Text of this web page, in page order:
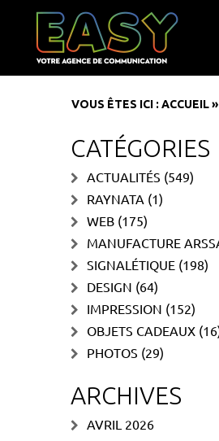
VOUS ÊTES ICI : ACCUEIL»
CATÉGORIES
ACTUALITÉS (549)
RAYNATA (1)
WEB (175)
MANUFACTURE
SIGNALÉTIQUE (198)
DESIGN (64)
IMPRESSION (152)
OBJETS CADEAUX
PHOTOS (29)
ARCHIVES
AVRIL 2026